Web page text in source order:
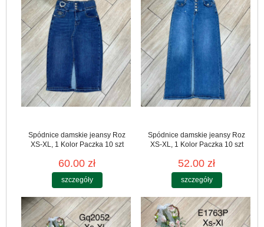
Spódnice damskie jeansy Roz
XS-XL, 1 Kolor Paczka 10 szt
60.00 zł
szczegóły
Spódnice damskie jeansy Roz
XS-XL, 1 Kolor Paczka 10 szt
52.00 zł
szczegóły